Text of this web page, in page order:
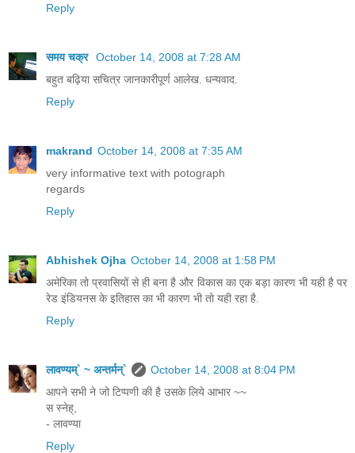
Reply
समय चक्र October 14, 2008 at 7:28 AM
बहुत बढ़िया सचित्र जानकारीपूर्ण आलेख. धन्यवाद.
Reply
makrand October 14, 2008 at 7:35 AM
very informative text with potograph
regards
Reply
Abhishek Ojha October 14, 2008 at 1:58 PM
अमेरिका तो प्रवासियों से ही बना है और विकास का एक बड़ा कारण भी यही है पर
रेड इंडियनस के इतिहास का भी कारण भी तो यही रहा है.
Reply
लावण्यम्` ~ अन्तर्मन्`
October 14, 2008 at 8:04 PM
आपने सभी ने जो टिप्पणी की है उसके लिये आभार ~~
स स्नेह्,
- लावण्या
Reply